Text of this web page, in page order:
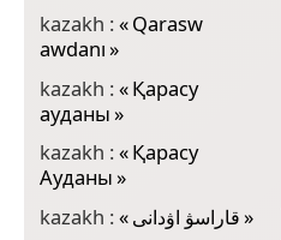
kazakh :«Qarasw
awdanı»
kazakh :«Қарасу
ауданы»
kazakh :«Қарасу
Ауданы»
kazakh :«قاراسۋ اۋدانى»